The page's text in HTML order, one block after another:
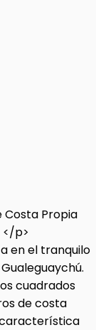
Costa Propia
p>
en el tranquilo
cuadrados
de costa